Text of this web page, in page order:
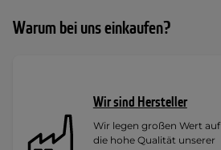
Warum bei uns einkaufen?
Wir sind Hersteller
Wir legen großen Wert auf
die hohe Qualität unserer